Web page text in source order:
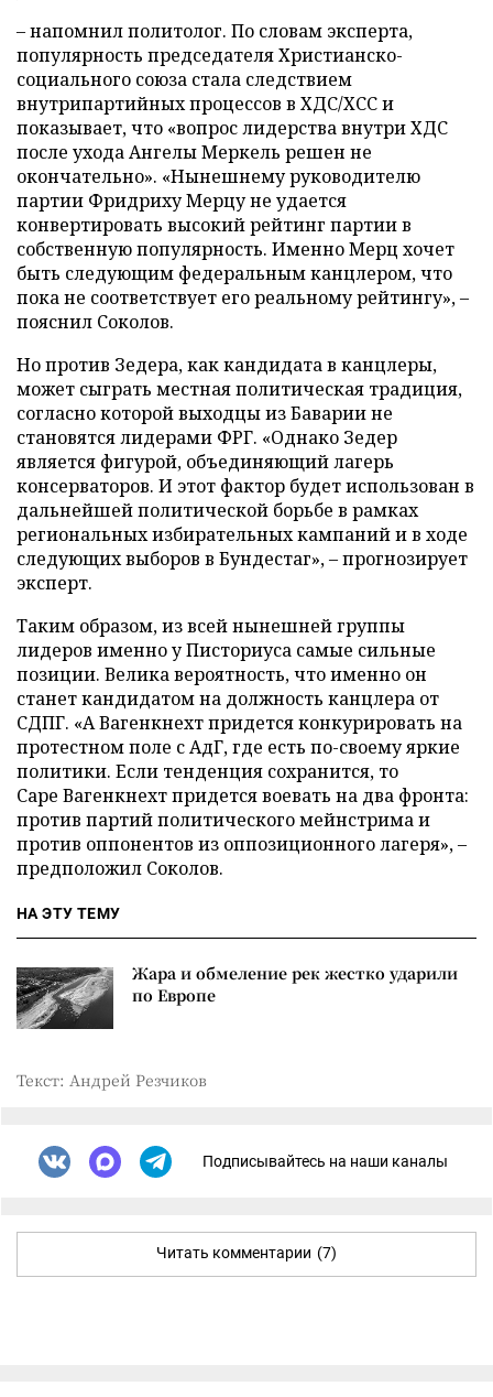
– напомнил политолог. По словам эксперта,
популярность председателя Христианско-
социального союза стала следствием
внутрипартийных процессов в ХДС/ХСС и
показывает, что «вопрос лидерства внутри ХДС
после ухода Ангелы Меркель решен не
окончательно». «Нынешнему руководителю
партии Фридриху Мерцу не удается
конвертировать высокий рейтинг партии в
собственную популярность. Именно Мерц хочет
быть следующим федеральным канцлером, что
пока не соответствует его реальному рейтингу», –
пояснил Соколов.
Но против Зедера, как кандидата в канцлеры,
может сыграть местная политическая традиция,
согласно которой выходцы из Баварии не
становятся лидерами ФРГ. «Однако Зедер
является фигурой, объединяющий лагерь
консерваторов. И этот фактор будет использован в
дальнейшей политической борьбе в рамках
региональных избирательных кампаний и в ходе
следующих выборов в Бундестаг», – прогнозирует
эксперт.
Таким образом, из всей нынешней группы
лидеров именно у Писториуса самые сильные
позиции. Велика вероятность, что именно он
станет кандидатом на должность канцлера от
СДПГ. «А Вагенкнехт придется конкурировать на
протестном поле с АдГ, где есть по-своему яркие
политики. Если тенденция сохранится, то
Саре Вагенкнехт придется воевать на два фронта:
против партий политического мейнстрима и
против оппонентов из оппозиционного лагеря», –
предположил Соколов.
НА ЭТУ ТЕМУ
Жара и обмеление рек жестко ударили
по Европе
Текст: Андрей Резчиков
Подписывайтесь на наши каналы
Читать комментарии (7)